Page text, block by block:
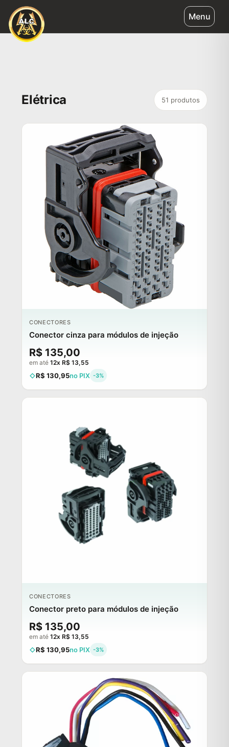
para
conteúdo
Menu
Elétrica 51 produtos
CONECTORES
Conector cinza para módulos de injeção
R$ 135,00
em até 12x R$ 13,55
R$ 130,95no PIX -3%
CONECTORES
Conector preto para módulos de injeção
R$ 135,00
em até 12x R$ 13,55
R$ 130,95no PIX -3%